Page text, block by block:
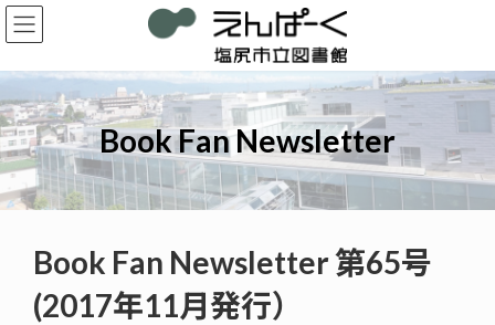
コ
ン
ン
ツ
へ
ス
キ
ッ
プ
ナ
ビ
ー
シ
ョ
ン
に
移
動
Book Fan Newsletter
Book Fan Newsletter 第65号
(2017年11月発行）